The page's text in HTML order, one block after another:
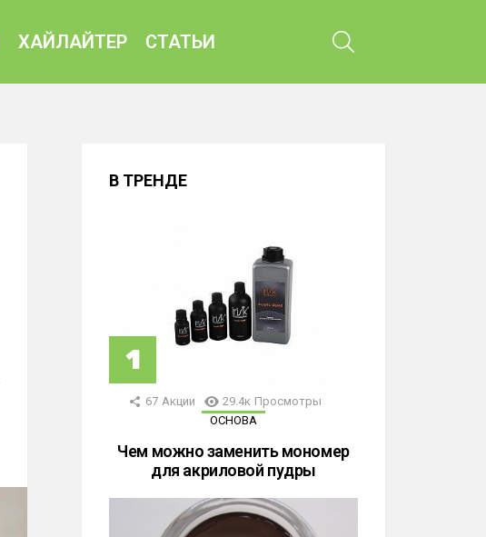
ХАЙЛАЙТЕР СТАТЬИ
В ТРЕНДЕ
67 Акции 29.4к Просмотры
ОСНОВА
Чем можно заменить мономер
для акриловой пудры